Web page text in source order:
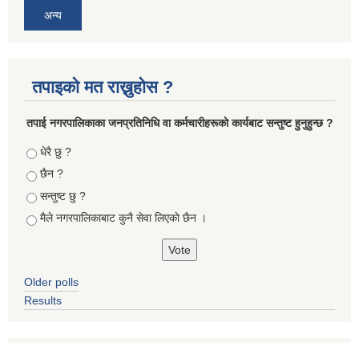
अन्य
तपाइको मत राख्नुहोस ?
तपा‌ई नगरपालिकाका जनप्रतिनिधि वा कर्मचारीहरूकाे कार्यबाट सन्तुष्ट हुनुहुन्छ ?
Choices
धेरै छु ?
छैन ?
सन्तुष्ट छु ?
मैले नगरपालिकाबाट कुनै सेवा लिएकाे छैन ।
Older polls
Results